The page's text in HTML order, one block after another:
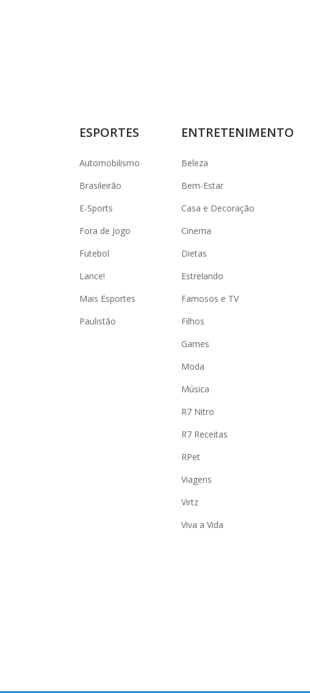
ESPORTES
Automobilismo
Brasileirão
E-Sports
Fora de Jogo
Futebol
Lance!
Mais Esportes
Paulistão
ENTRETENIMENTO
Beleza
Bem-Estar
Casa e Decoração
Cinema
Dietas
Estrelando
Famosos e TV
Filhos
Games
Moda
Música
R7 Nitro
R7 Receitas
RPet
Viagens
Virtz
Viva a Vida